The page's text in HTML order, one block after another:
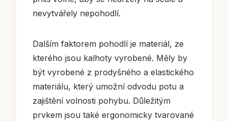
nevytvářely nepohodlí.
Dalším faktorem pohodlí je materiál, ze
kterého jsou kalhoty vyrobené. Měly by
být vyrobené z prodyšného a elastického
materiálu, který umožní odvodu potu a
zajištění volnosti pohybu. Důležitým
prvkem jsou také ergonomicky tvarované